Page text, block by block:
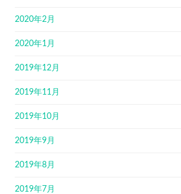
2020年2月
2020年1月
2019年12月
2019年11月
2019年10月
2019年9月
2019年8月
2019年7月